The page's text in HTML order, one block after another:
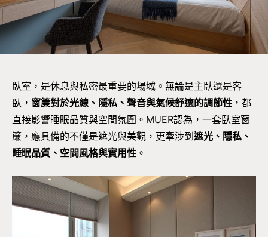
臥室，是休息與私密最重要的場域。無論是主臥還是客
臥， 窗簾對於光線、隱私、聲音與氣候舒適的調節性 ，都
直接影響睡眠品質與空間氛圍。MUER認為，一套臥室窗
簾，應具備的不僅是遮光與美觀，更牽涉到遮光、隱私、
睡眠品質、空間風格與實用性 。